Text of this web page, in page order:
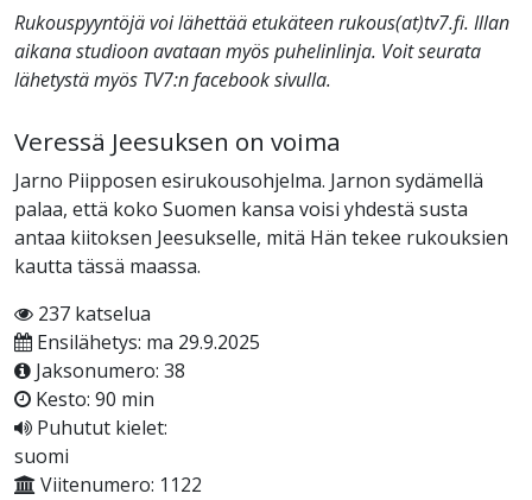
Rukouspyyntöjä voi lähettää etukäteen rukous(at)tv7.fi. Illan
aikana studioon avataan myös puhelinlinja. Voit seurata
lähetystä myös TV7:n facebook sivulla.
Veressä Jeesuksen on voima
Jarno Piipposen esirukousohjelma. Jarnon sydämellä
palaa, että koko Suomen kansa voisi yhdestä susta
antaa kiitoksen Jeesukselle, mitä Hän tekee rukouksien
kautta tässä maassa.
237 katselua
Ensilähetys: ma 29.9.2025
Jaksonumero: 38
Kesto: 90 min
Puhutut kielet:
suomi
Viitenumero: 1122